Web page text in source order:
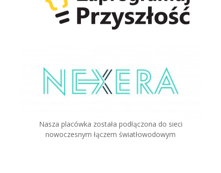
Nasza placówka została podłączona do sieci
nowoczesnym łączem światłowodowym